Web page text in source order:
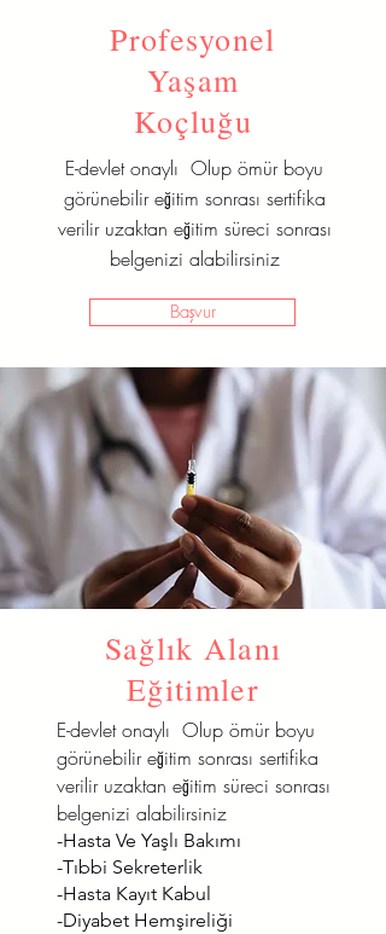
Profesyonel
Yaşam
Koçluğu
E-devlet onaylı Olup ömür boyu
görünebilir eğitim sonrası sertifika
verilir uzaktan eğitim süreci sonrası
belgenizi alabilirsiniz
Başvur
Sağlık Alanı
Eğitimler
E-devlet onaylı Olup ömür boyu
görünebilir eğitim sonrası sertifika
verilir uzaktan eğitim süreci sonrası
belgenizi alabilirsiniz
-Hasta Ve Yaşlı Bakımı
-Tıbbi Sekreterlik
-Hasta Kayıt Kabul
-Diyabet Hemşireliği